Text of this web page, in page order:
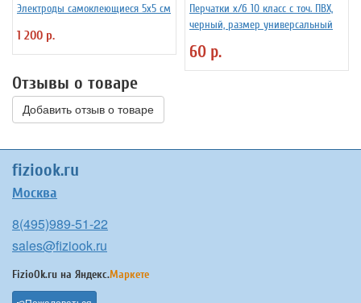
Электроды самоклеющиеся 5х5 см
1 200 р.
Перчатки х/б 10 класс с точ. ПВХ,
черный, размер универсальный
60 р.
Отзывы о товаре
Добавить отзыв о товаре
fiziook.ru
Москва
8(495)989-51-22
sales@fiziook.ru
FizioOk.ru на Яндекс.Маркете